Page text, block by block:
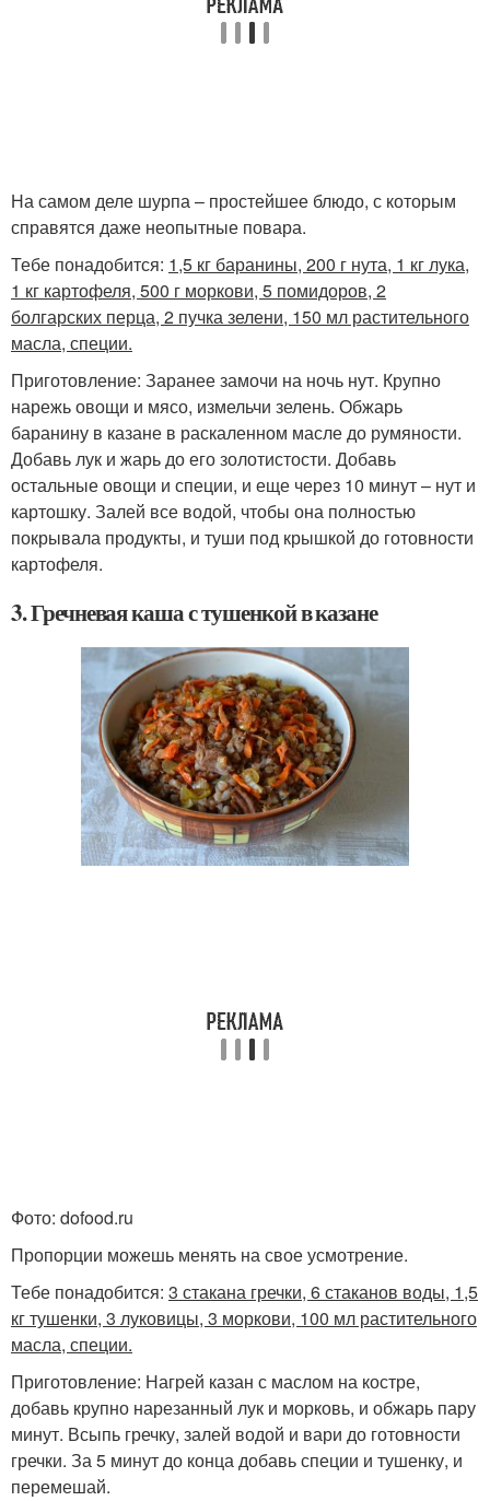
На самом деле шурпа – простейшее блюдо, с которым
справятся даже неопытные повара.
Тебе понадобится: 1,5 кг баранины, 200 г нута, 1 кг лука,
1 кг картофеля, 500 г моркови, 5 помидоров, 2
болгарских перца, 2 пучка зелени, 150 мл растительного
масла, специи.
Приготовление: Заранее замочи на ночь нут. Крупно
нарежь овощи и мясо, измельчи зелень. Обжарь
баранину в казане в раскаленном масле до румяности.
Добавь лук и жарь до его золотистости. Добавь
остальные овощи и специи, и еще через 10 минут – нут и
картошку. Залей все водой, чтобы она полностью
покрывала продукты, и туши под крышкой до готовности
картофеля.
3. Гречневая каша с тушенкой в казане
Фото: dofood.ru
Пропорции можешь менять на свое усмотрение.
Тебе понадобится: 3 стакана гречки, 6 стаканов воды, 1,5
кг тушенки, 3 луковицы, 3 моркови, 100 мл растительного
масла, специи.
Приготовление: Нагрей казан с маслом на костре,
добавь крупно нарезанный лук и морковь, и обжарь пару
минут. Всыпь гречку, залей водой и вари до готовности
гречки. За 5 минут до конца добавь специи и тушенку, и
перемешай.